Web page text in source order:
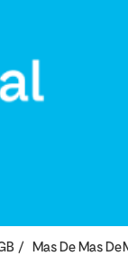
Mas De Mas De